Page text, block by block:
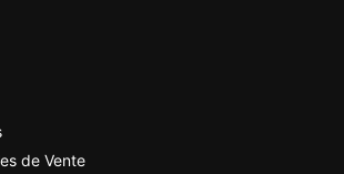
de Vente